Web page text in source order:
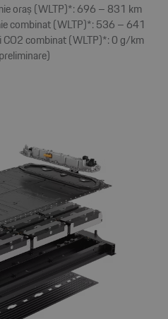
oraș (WLTP)*: 696 – 831 km
combinat (WLTP)*: 536 – 641
CO2 combinat (WLTP)*: 0 g/km